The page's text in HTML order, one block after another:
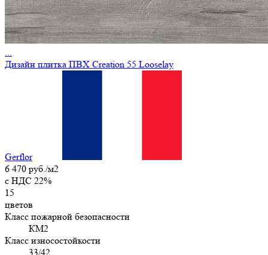
...
Дизайн плитка ПВХ Creation 55 Looselay
Gerflor
6 470 руб./м2
c НДС 22%
15
цветов
Класс пожарной безопасности
КМ2
Класс износостойкости
33/42